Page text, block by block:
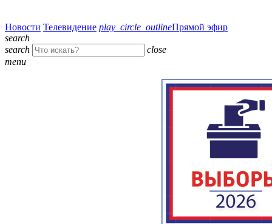
Новости Телевидение play_circle_outlineПрямой эфир
search
search
close
menu